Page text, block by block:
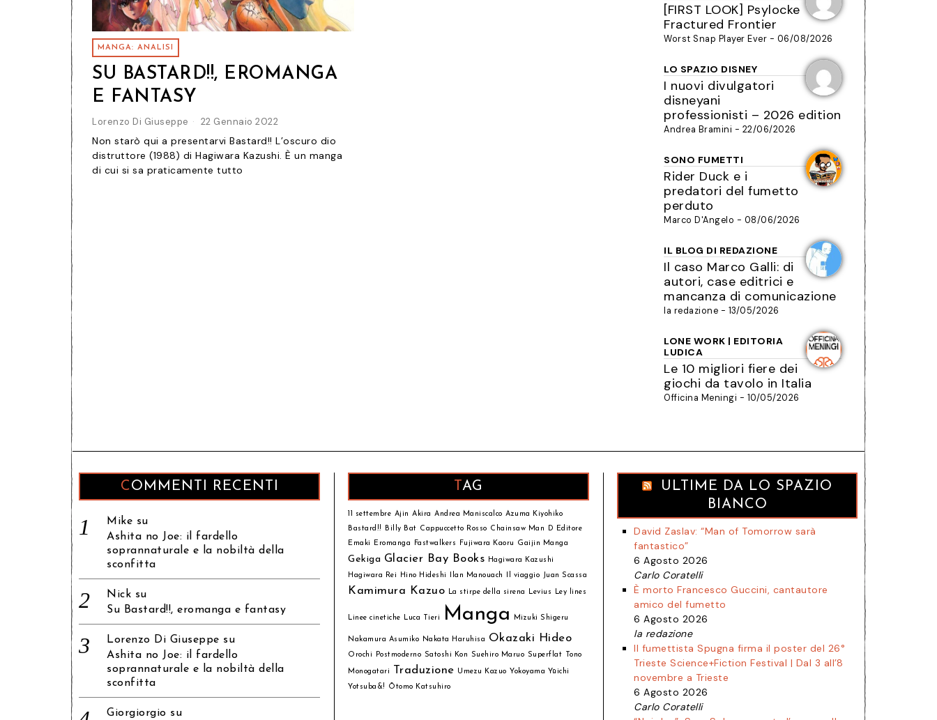
MANGA: ANALISI
SU BASTARD!!, EROMANGA
E FANTASY
Lorenzo Di Giuseppe 22 Gennaio 2022
Non starò qui a presentarvi Bastard!! L’oscuro dio
distruttore (1988) di Hagiwara Kazushi. È un manga
di cui si sa praticamente tutto
[FIRST LOOK] Psylocke
Fractured Frontier
Worst Snap Player Ever - 06/08/2026
LO SPAZIO DISNEY
I nuovi divulgatori
disneyani
professionisti – 2026 edition
Andrea Bramini - 22/06/2026
SONO FUMETTI
Rider Duck e i
predatori del fumetto
perduto
Marco D'Angelo - 08/06/2026
IL BLOG DI REDAZIONE
Il caso Marco Galli: di
autori, case editrici e
mancanza di comunicazione
la redazione - 13/05/2026
LONE WORK | EDITORIA
LUDICA
Le 10 migliori fiere dei
giochi da tavolo in Italia
Officina Meningi - 10/05/2026
COMMENTI RECENTI
Mike su
Ashita no Joe: il fardello
soprannaturale e la nobiltà della
sconfitta
Nick su
Su Bastard!!, eromanga e fantasy
Lorenzo Di Giuseppe su
Ashita no Joe: il fardello
soprannaturale e la nobiltà della
sconfitta
Giorgiorgio su
TAG
11 settembre Ajin Akira Andrea Maniscalco Azuma Kiyohiko
Bastard!!
Billy Bat Cappuccetto Rosso Chainsaw Man
D Editore
Emaki
Eromanga Fastwalkers Fujiwara Kaoru Gaijin Manga
Gekiga Glacier Bay Books
Hagiwara Kazushi
Hagiwara Rei
Hino Hideshi Ilan Manouach Il viaggio Juan Scassa
Kamimura Kazuo La stirpe della sirena Levius Ley lines
Linee cinetiche Luca Tieri Manga Mizuki Shigeru
Nakamura Asumiko Nakata Haruhisa Okazaki Hideo
Orochi Postmoderno Satoshi Kon Suehiro Maruo Superflat Tono
Monogatari Traduzione Umezu Kazuo Yokoyama Yūichi
Yotsuba&!
Ōtomo Katsuhiro
ULTIME DA LO SPAZIO
BIANCO
David Zaslav: “Man of Tomorrow sarà
fantastico”
6 Agosto 2026
Carlo Coratelli
È morto Francesco Guccini, cantautore
amico del fumetto
6 Agosto 2026
la redazione
Il fumettista Spugna firma il poster del 26°
Trieste Science+Fiction Festival | Dal 3 all’8
novembre a Trieste
6 Agosto 2026
Carlo Coratelli